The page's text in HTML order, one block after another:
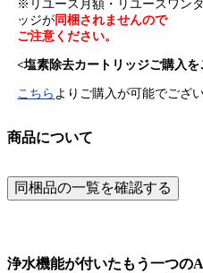
※リユース月額・リユースワン
ッジが 同梱されませんので
ご注意ください。
<塩素除去カートリッジご購入
こちら よりご購入が可能でござい
商品について
同梱品の一覧を確認する
浄水機能が付いたもう一つの